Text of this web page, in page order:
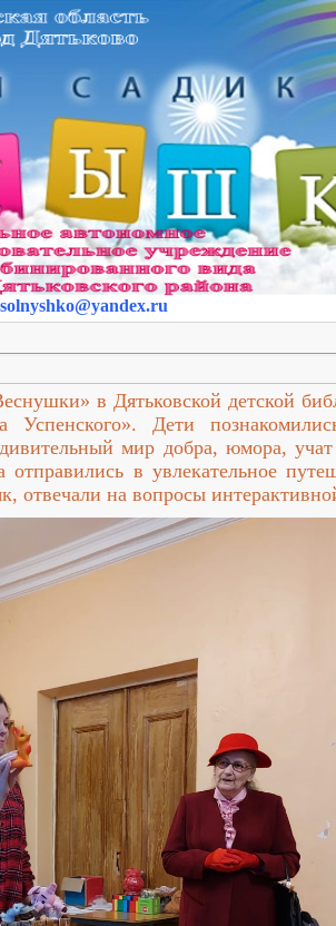
@yandex.ru
в Дятьковской детской
Успенского». Дети
мир добра, юмора,
в увлекательное
отвечали на вопросы